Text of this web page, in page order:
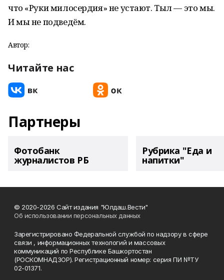
что «Руки милосердия» не устают. Тыл — это мы.
И мы не подведём.
Автор:
Читайте нас
Партнеры
Фотобанк
журналистов РБ
Рубрика "Еда и
напитки"
© 2020-2026 Сайт издания "Юлдаш.Вести"
Об использовании персональных данных
Зарегистрировано Федеральной службой по надзору в сфере
связи , информационных технологий и массовых
коммуникаций по Республике Башкортостан
(РОСКОМНАДЗОР). Регистрационный номер: серия ПИ №ТУ
02-01371.